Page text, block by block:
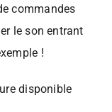
commandes
le son entrant
!
disponible